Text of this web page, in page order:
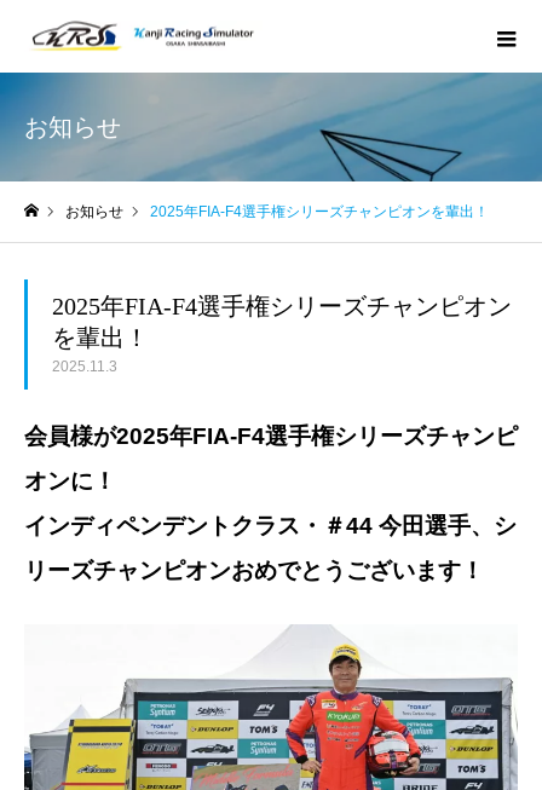
お知らせ
お知らせ 2025年FIA-F4選手権シリーズチャンピオンを輩出！
2025年FIA-F4選手権シリーズチャンピオン
を輩出！
2025.11.3
会員様が2025年FIA-F4選手権シリーズチャンピ
オンに！
インディペンデントクラス・＃44 今田選手、シ
リーズチャンピオンおめでとうございます！